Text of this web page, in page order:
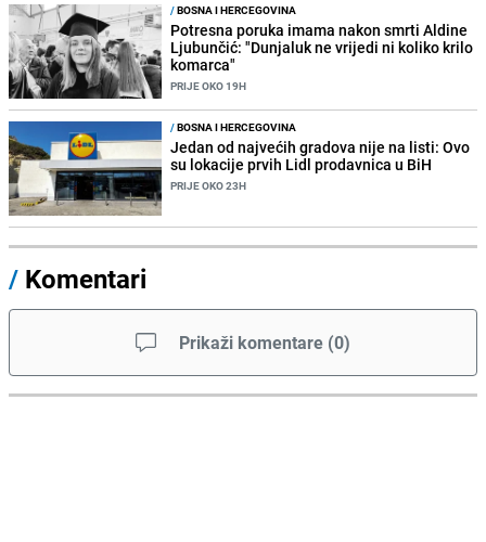
/BOSNA I HERCEGOVINA
Potresna poruka imama nakon smrti Aldine
Ljubunčić: "Dunjaluk ne vrijedi ni koliko krilo
komarca"
PRIJE OKO 19H
/BOSNA I HERCEGOVINA
Jedan od najvećih gradova nije na listi: Ovo
su lokacije prvih Lidl prodavnica u BiH
PRIJE OKO 23H
/ Komentari
Prikaži komentare (0)